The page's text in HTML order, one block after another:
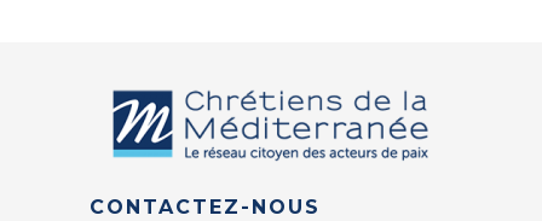
CONTACTEZ-NOUS